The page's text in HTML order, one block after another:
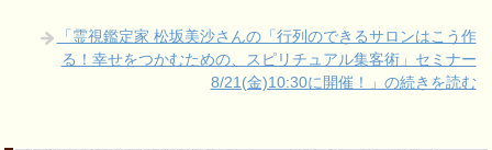
「霊視鑑定家 松坂美沙さんの「行列のできるサロンはこう作
る！幸せをつかむための、スピリチュアル集客術」セミナー
8/21(金)10:30に開催！」の続きを読む